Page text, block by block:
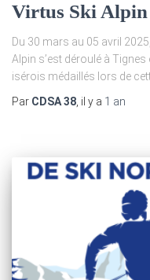
Virtus Ski Alpin
Du 30 mars au 05 avril
Alpin s’est déroulé à
isérois médaillés lors de
Par CDSA 38, il y a 1 an